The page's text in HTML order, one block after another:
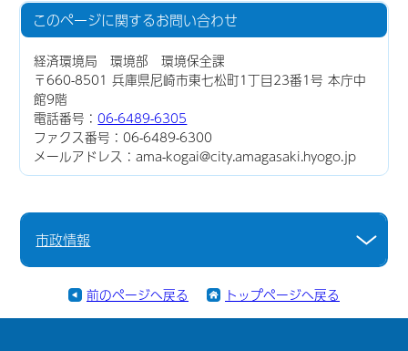
このページに関するお問い合わせ
経済環境局 環境部 環境保全課
〒660-8501 兵庫県尼崎市東七松町1丁目23番1号 本庁中
館9階
電話番号：06-6489-6305
ファクス番号：06-6489-6300
メールアドレス：ama-kogai@city.amagasaki.hyogo.jp
市政情報
前のページへ戻る トップページへ戻る